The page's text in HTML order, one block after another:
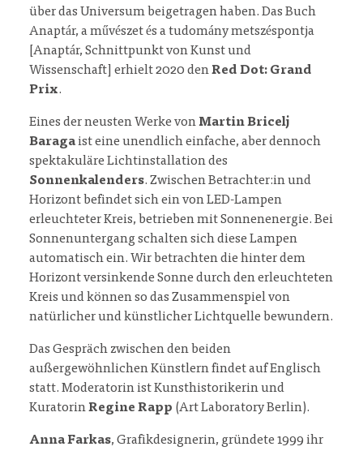
über das Universum beigetragen haben. Das Buch
Anaptár, a művészet és a tudomány metszéspontja
[Anaptár, Schnittpunkt von Kunst und
Wissenschaft] erhielt 2020 denRed Dot: Grand
Prix.
Eines der neusten Werke vonMartin Bricelj
Baragaist eine unendlich einfache, aber dennoch
spektakuläre Lichtinstallation des
Sonnenkalenders. Zwischen Betrachter:in und
Horizont befindet sich ein von LED-Lampen
erleuchteter Kreis, betrieben mit Sonnenenergie. Bei
Sonnenuntergang schalten sich diese Lampen
automatisch ein. Wir betrachten die hinter dem
Horizont versinkende Sonne durch den erleuchteten
Kreis und können so das Zusammenspiel von
natürlicher und künstlicher Lichtquelle bewundern.
Das Gespräch zwischen den beiden
außergewöhnlichen Künstlern findet auf Englisch
statt. Moderatorin ist Kunsthistorikerin und
KuratorinRegine Rapp (Art Laboratory Berlin).
Anna Farkas, Grafikdesignerin, gründete 1999 ihr